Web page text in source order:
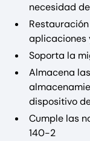
necesidad
aplicaciones
Soporta la
Almacena
dispositivo
Cumple las
140-2